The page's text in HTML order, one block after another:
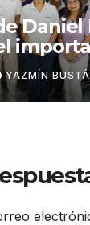
Daniel
en
YAZMÍN